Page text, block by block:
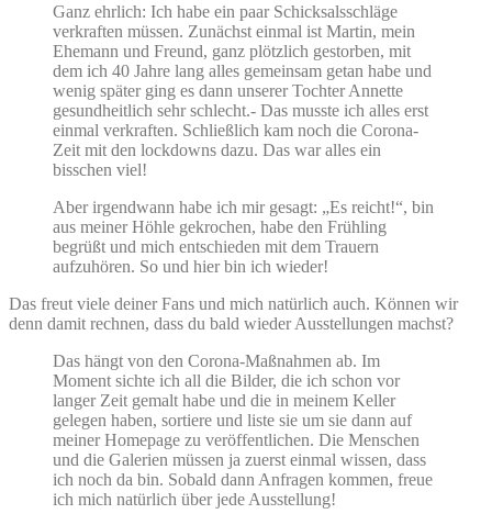
Ganz ehrlich: Ich habe ein paar Schicksalsschläge
verkraften müssen. Zunächst einmal ist Martin, mein
Ehemann und Freund, ganz plötzlich gestorben, mit
dem ich 40 Jahre lang alles gemeinsam getan habe und
wenig später ging es dann unserer Tochter Annette
gesundheitlich sehr schlecht.- Das musste ich alles erst
einmal verkraften. Schließlich kam noch die Corona-
Zeit mit den lockdowns dazu. Das war alles ein
bisschen viel!
Aber irgendwann habe ich mir gesagt: „Es reicht!“, bin
aus meiner Höhle gekrochen, habe den Frühling
begrüßt und mich entschieden mit dem Trauern
aufzuhören. So und hier bin ich wieder!
Das freut viele deiner Fans und mich natürlich auch. Können wir
denn damit rechnen, dass du bald wieder Ausstellungen machst?
Das hängt von den Corona-Maßnahmen ab. Im
Moment sichte ich all die Bilder, die ich schon vor
langer Zeit gemalt habe und die in meinem Keller
gelegen haben, sortiere und liste sie um sie dann auf
meiner Homepage zu veröffentlichen. Die Menschen
und die Galerien müssen ja zuerst einmal wissen, dass
ich noch da bin. Sobald dann Anfragen kommen, freue
ich mich natürlich über jede Ausstellung!